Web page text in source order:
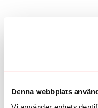
Denna webbplats